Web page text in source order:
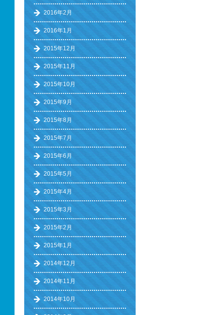
2016年2月
2016年1月
2015年12月
2015年11月
2015年10月
2015年9月
2015年8月
2015年7月
2015年6月
2015年5月
2015年4月
2015年3月
2015年2月
2015年1月
2014年12月
2014年11月
2014年10月